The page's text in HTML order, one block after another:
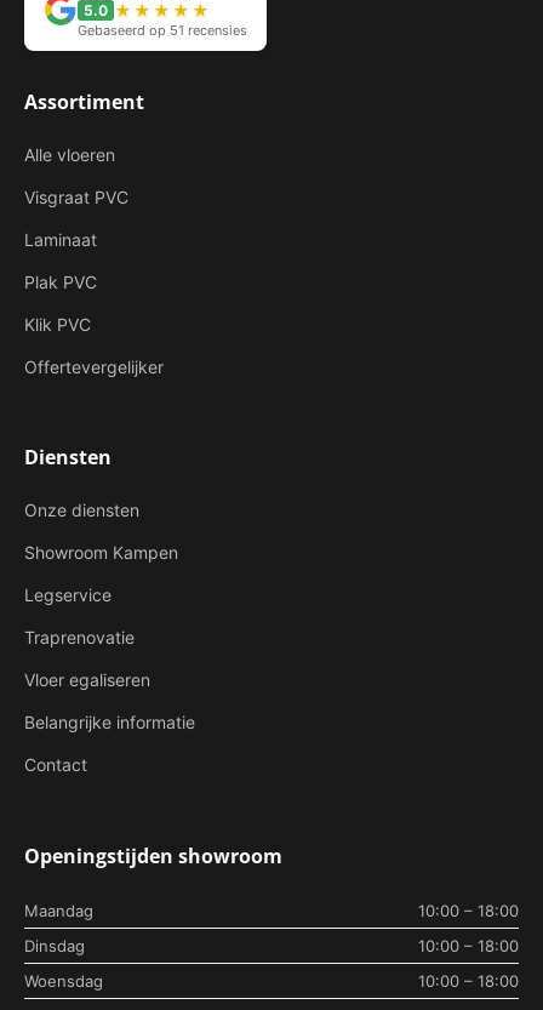
5.0 ★★★★★
Gebaseerd op 51 recensies
Assortiment
Alle vloeren
Visgraat PVC
Laminaat
Plak PVC
Klik PVC
Offertevergelijker
Diensten
Onze diensten
Showroom Kampen
Legservice
Traprenovatie
Vloer egaliseren
Belangrijke informatie
Contact
Openingstijden showroom
Maandag
10:00 – 18:00
Dinsdag
10:00 – 18:00
Woensdag
10:00 – 18:00